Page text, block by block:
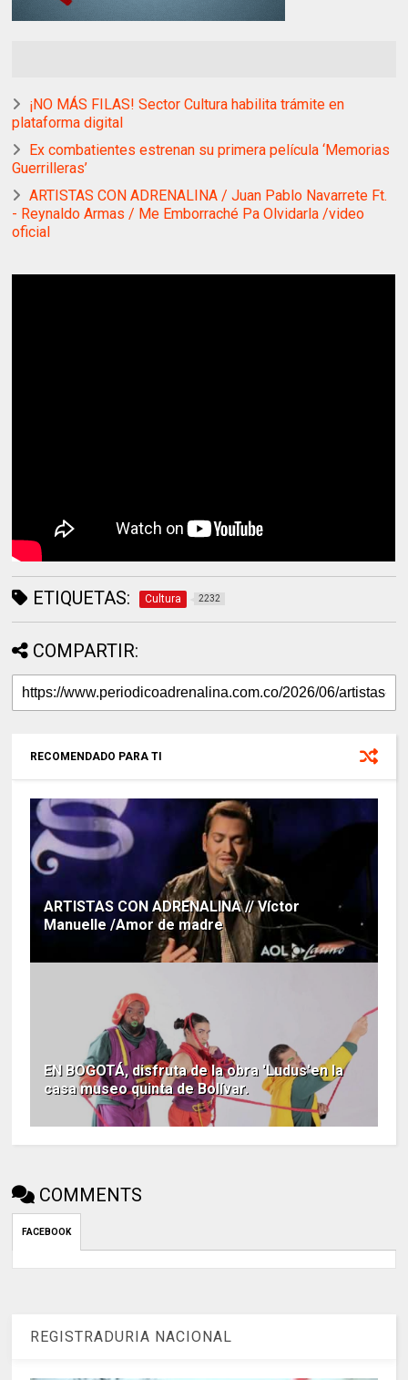
¡NO MÁS FILAS! Sector Cultura habilita trámite en
plataforma digital
Ex combatientes estrenan su primera película ‘Memorias
Guerrilleras’
ARTISTAS CON ADRENALINA / Juan Pablo Navarrete Ft.
- Reynaldo Armas / Me Emborraché Pa Olvidarla /video
oficial
ETIQUETAS: Cultura 2232
COMPARTIR:
RECOMENDADO PARA TI
ARTISTAS CON ADRENALINA // Víctor
Manuelle /Amor de madre
EN BOGOTÁ, disfruta de la obra 'Ludus'en la
casa museo quinta de Bolívar.
COMMENTS
FACEBOOK
REGISTRADURIA NACIONAL